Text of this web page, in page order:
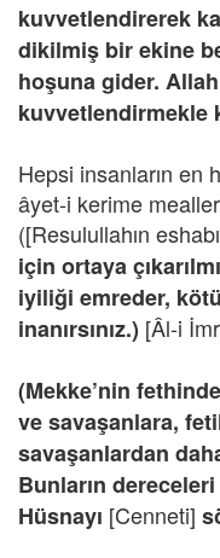
kuvvetlendirerek
dikilmiş bir ekine
hoşuna gider.
kuvvetlendirmekle
Hepsi insanların en
âyet-i kerime
([Resulullahın
için ortaya
iyiliği emreder,
inanırsınız.) [Âl-i
(Mekke’nin
ve savaşanlara,
savaşanlardan
Bunların
Hüsnayı [Cenneti]